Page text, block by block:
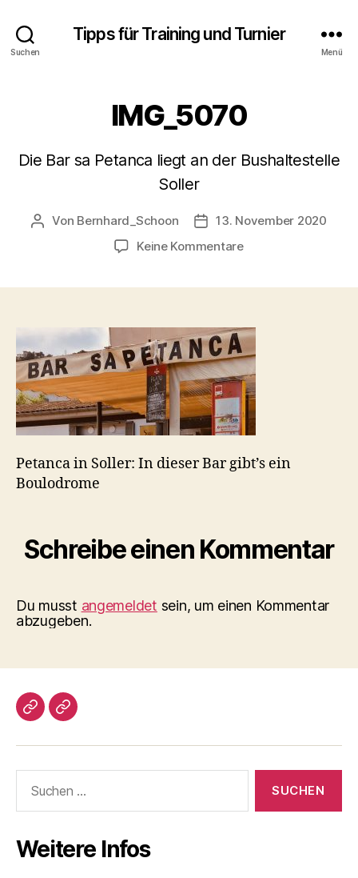
Suchen
Tipps für Training und Turnier
Menü
IMG_5070
Die Bar sa Petanca liegt an der Bushaltestelle
Soller
Beitragsautor
Von Bernhard_Schoon Veröffentlichungsdatum
13. November 2020
Keine Kommentarezu
Petanca in Soller: In dieser Bar gibt’s ein
Boulodrome
Schreibe einen Kommentar
Du musst angemeldet sein, um einen Kommentar
abzugeben.
Impressum/DatSchutz
Beliebte
nach:
Weitere Infos